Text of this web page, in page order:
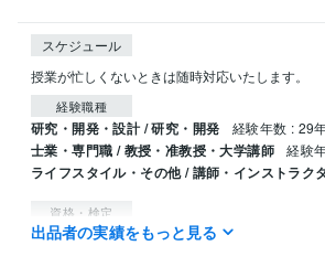
スケジュール
授業が忙しくないときは随時対応いたします。
経験職種
研究・開発・設計 / 研究・開発 経験年数 : 29
士業・専門職 / 教授・准教授・大学講師 経験
ライフスタイル・その他 / 講師・インストラク
資格・検定
毒物劇物取扱責任者 取得年 : 1993年
出品者の実績をもっと見る